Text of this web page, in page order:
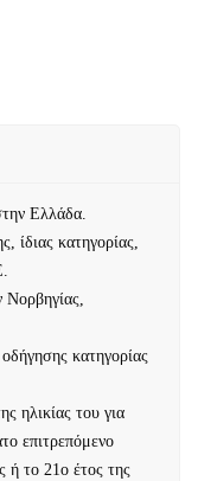
Ελλάδα.
ίδιας κατηγορίας,
Νορβηγίας,
κατηγορίας
ηλικίας του για
επιτρεπόμενο
ή το 21ο έτος της